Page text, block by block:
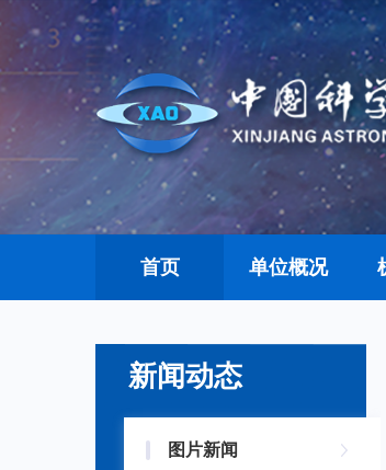
首页 单位概况
新闻动态
图片新闻